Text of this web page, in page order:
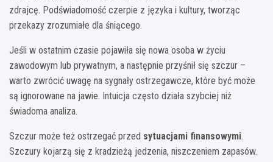
zdrajcę. Podświadomość czerpie z języka i kultury, tworząc
przekazy zrozumiałe dla śniącego.
Jeśli w ostatnim czasie pojawiła się nowa osoba w życiu
zawodowym lub prywatnym, a następnie przyśnił się szczur –
warto zwrócić uwagę na sygnały ostrzegawcze, które być może
są ignorowane na jawie. Intuicja często działa szybciej niż
świadoma analiza.
Szczur może też ostrzegać przed sytuacjami finansowymi.
Szczury kojarzą się z kradzieżą jedzenia, niszczeniem zapasów.